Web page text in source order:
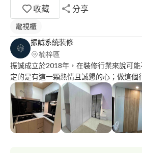
收藏
分享
電視櫃
振誠系統裝修
楠梓區
振誠成立於2018年，在裝修行業來說可
定的是有這一顆熱情且誠懇的心；做這個
到客人驗收時開心的側寫，客人的夢想、
真正凸顯，振誠秉持真正誠懇的態度來服
未來能成為我們的夢想